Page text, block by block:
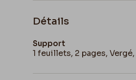
Détails
Support
1 feuillets, 2 pages,